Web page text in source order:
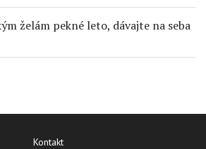
želám pekné leto, dávajte na seba
Kontakt